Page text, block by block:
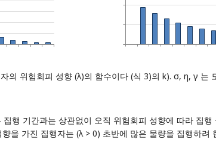
위험회피 성향 (λ)의 함수이다 (식 3)의 k). σ, η, γ 는
행 기간과는 상관없이 오직 위험회피 성향에 따라 집
을 가진 집행자는 (λ > 0) 초반에 많은 물량을 집행하려